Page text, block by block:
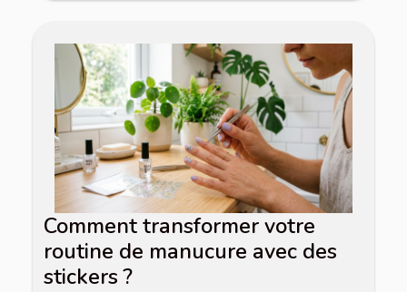
Comment transformer votre
routine de manucure avec des
stickers ?